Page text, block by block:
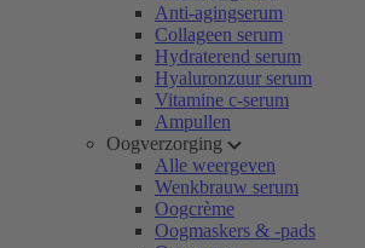
Anti-agingserum
Collageen serum
Hydraterend serum
Hyaluronzuur serum
Vitamine c-serum
Ampullen
Oogverzorging
Alle weergeven
Wenkbrauw serum
Oogcrème
Oogmaskers & -pads